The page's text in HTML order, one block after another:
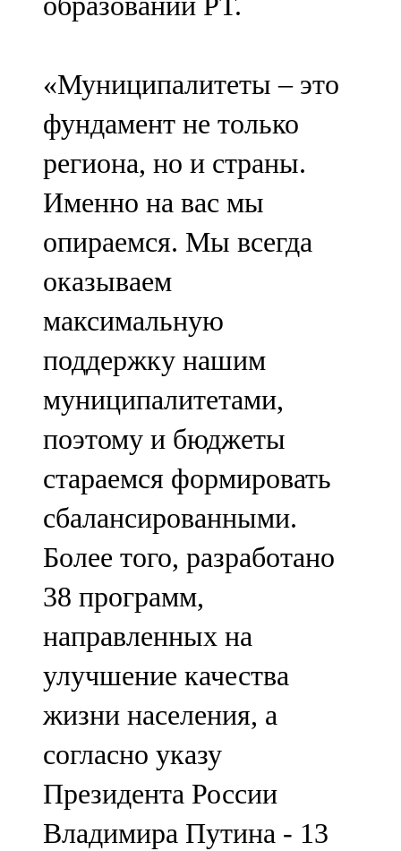
«Муниципалитеты – это
фундамент не только
региона, но и страны.
Именно на вас мы
опираемся. Мы всегда
оказываем
максимальную
поддержку нашим
муниципалитетами,
поэтому и бюджеты
стараемся формировать
сбалансированными.
Более того, разработано
38 программ,
направленных на
улучшение качества
жизни населения, а
согласно указу
Президента России
Владимира Путина - 13